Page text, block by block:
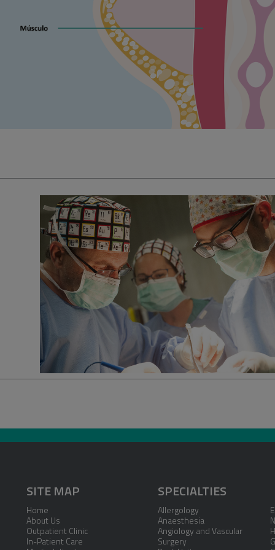
SITE MAP
Home
About Us
Outpatient Clinic
In-Patient Care
SPECIALTIES
Allergology
Anaesthesia
Angiology and Vascular
Surgery